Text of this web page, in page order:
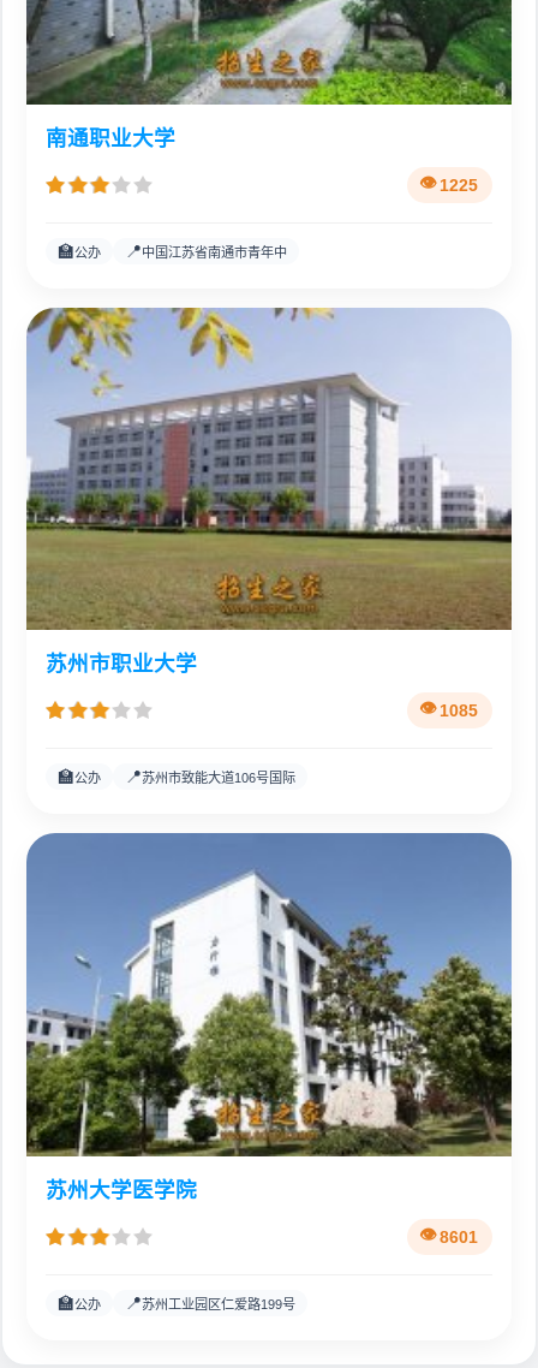
南通职业大学
1225
🏫公办 📍中国江苏省南通市青年中
苏州市职业大学
1085
🏫公办 📍苏州市致能大道106号国际
苏州大学医学院
8601
🏫公办 📍苏州工业园区仁爱路199号